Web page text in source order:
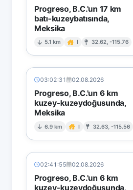
Progreso, B.C.'un 17 km
batı-kuzeybatısında,
Meksika
5.1 km I 32.62, -115.76
03:02:31 02.08.2026
Progreso, B.C.'un 6 km
kuzey-kuzeydoğusunda,
Meksika
6.9 km I 32.63, -115.56
02:41:55 02.08.2026
Progreso, B.C.'un 6 km
kuzey-kuzeydoğusunda,